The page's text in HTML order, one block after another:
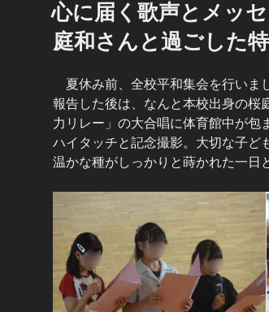
日:
心に届く歌声とメッ
庭和さんと過ごした
夏休み前、全校平和集会を行いま
報告した後は、なんと本校出身の桜
力リレー」の大合唱に体育館中が包
ハイタッチと記念撮影。大切な子ど
温かな種がしっかりと蒔かれた一日